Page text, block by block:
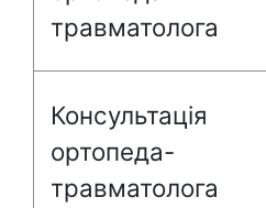
травматолога
Консультація
ортопеда-
травматолога